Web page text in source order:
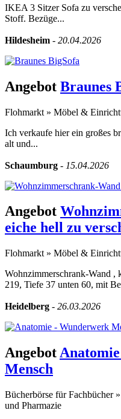
IKEA 3 Sitzer Sofa zu
Stoff. Bezüge...
Hildesheim - 20.04.2026
Angebot Braunes
Flohmarkt » Möbel &
Ich verkaufe hier ein großes
alt und...
Schaumburg - 15.04.2026
Angebot
eiche hell zu
Flohmarkt » Möbel &
Wohnzimmerschrank-Wand ,
219, Tiefe 37 unten 60, mit
Heidelberg - 26.03.2026
Angebot
Mensch
Bücherbörse für Fachbücher »
und Pharmazie